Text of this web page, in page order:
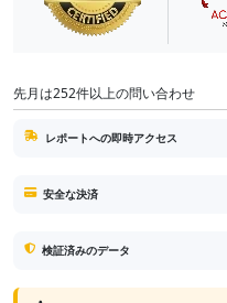
先月は252件以上の問い合わせ
レポートへの即時アクセス
安全な決済
検証済みのデータ